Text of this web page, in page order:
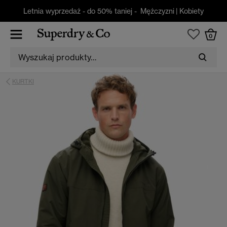
Letnia wyprzedaż - do 50% taniej - Mężczyzni | Kobiety
0
KURTKI